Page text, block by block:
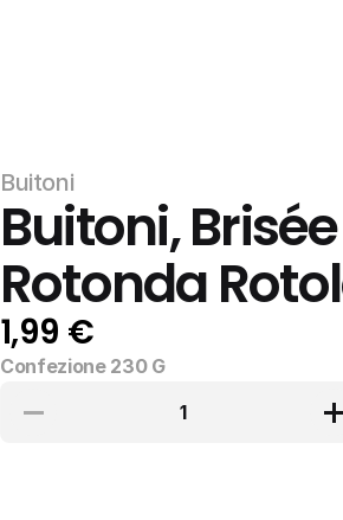
Buitoni
Buitoni,
Rotonda
1,99 €
Confezione 230 G
1